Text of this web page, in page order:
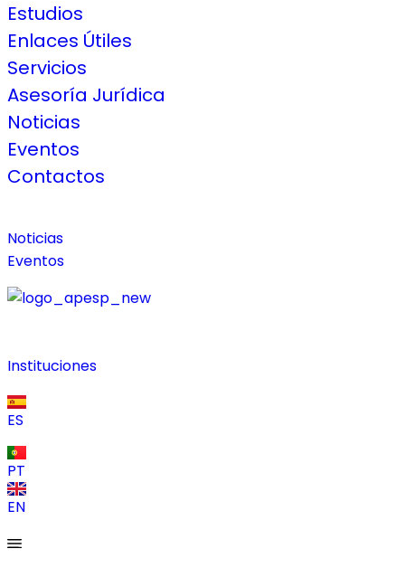
Estudios
Enlaces Útiles
Servicios
Asesoría Jurídica
Noticias
Eventos
Contactos
Noticias
Eventos
Instituciones
ES
PT
EN